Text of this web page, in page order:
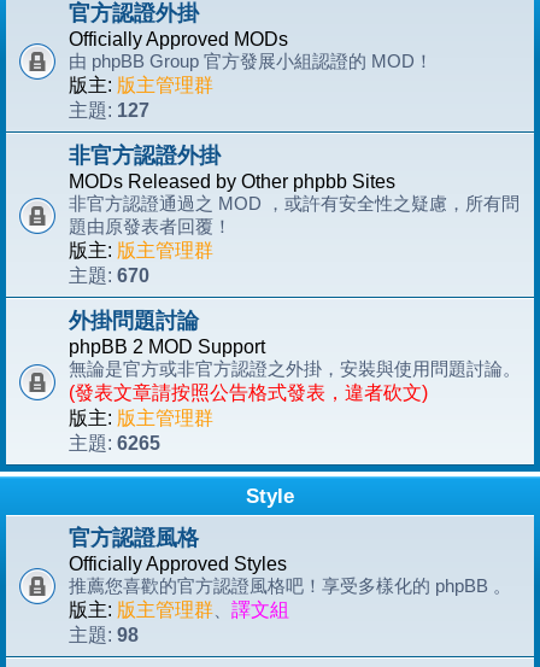
官方認證外掛
Officially Approved MODs
由 phpBB Group 官方發展小組認證的 MOD！
版主: 版主管理群
主題: 127
非官方認證外掛
MODs Released by Other phpbb Sites
非官方認證通過之 MOD ，或許有安全性之疑慮，所有問
題由原發表者回覆！
版主: 版主管理群
主題: 670
外掛問題討論
phpBB 2 MOD Support
無論是官方或非官方認證之外掛，安裝與使用問題討論。
(發表文章請按照公告格式發表，違者砍文)
版主: 版主管理群
主題: 6265
Style
官方認證風格
Officially Approved Styles
推薦您喜歡的官方認證風格吧！享受多樣化的 phpBB 。
版主: 版主管理群
譯文組
主題: 98